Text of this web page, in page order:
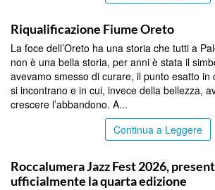
Riqualificazione Fiume Oreto
La foce dell’Oreto ha una storia che tutti a
non è una bella storia, per anni è stata il
avevamo smesso di curare, il punto esatto in
si incontrano e in cui, invece della bellezza,
crescere l’abbandono. A...
Continua a Leggere
Roccalumera Jazz Fest 2026,
ufficialmente la quarta edizione